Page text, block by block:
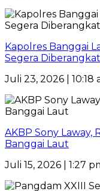
Kapolres Banggai
Segera
Juli 23, 2026 | 10:18
AKBP Sony Laway,
Banggai Laut
Juli 15, 2026 | 1:27